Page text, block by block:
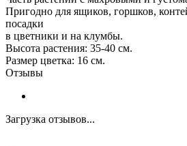
Пригодно для ящиков, горшков,
посадки
в цветники и на клумбы.
Высота растения: 35-40 см.
Размер цветка: 16 см.
Отзывы
Загрузка отзывов...